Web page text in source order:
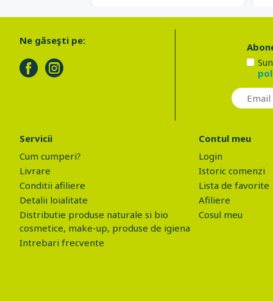
Ne găseşti pe:
Servicii
Cum cumperi?
Livrare
Conditii afiliere
Detalii loialitate
Distributie produse naturale si bio
cosmetice, make-up, produse de igiena
Intrebari frecvente
Contul meu
Login
Istoric comenzi
Lista de favorite
Afiliere
Cosul meu